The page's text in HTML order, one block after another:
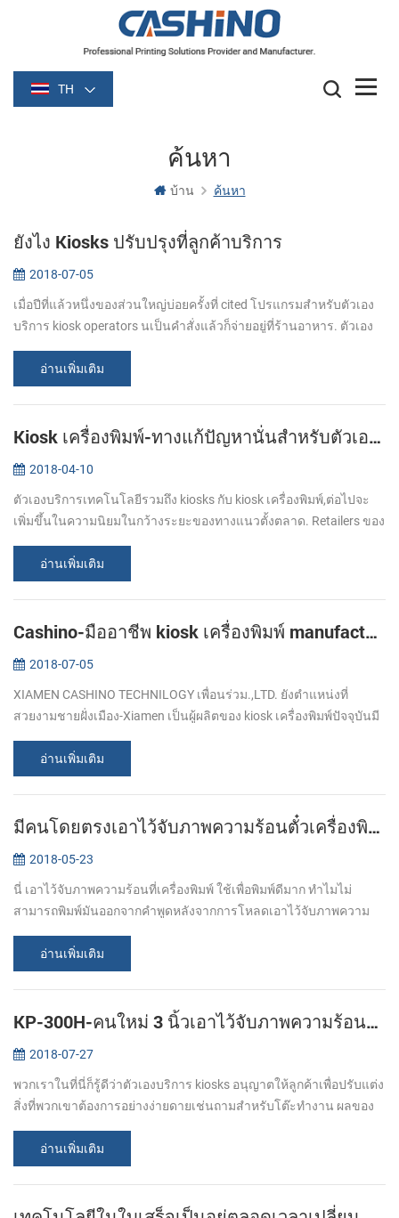
TH
ค้นหา
บ้าน ค้นหา
ยังไง Kiosks ปรับปรุงที่ลูกค้าบริการ
2018-07-05
เมื่อปีที่แล้วหนึ่งของส่วนใหญ่บ่อยครั้งที่ cited โปรแกรมสำหรับตัวเอง
บริการ kiosk operators นเป็นคำสั่งแล้วก็จ่ายอยู่ที่ร้านอาหาร. ตัวเอง
อ่านเพิ่มเติม
Kiosk เครื่องพิมพ์-ทางแก้ปัญหานั่นสำหรับตัวเองบริการ kiosks
2018-04-10
ตัวเองบริการเทคโนโลยีรวมถึง kiosks กับ kiosk เครื่องพิมพ์,ต่อไปจะ
เพิ่มขึ้นในความนิยมในกว้างระยะของทางแนวตั้งตลาด. Retailers ของ
คาสิโน,teleco...
อ่านเพิ่มเติม
Cashino-มืออาชีพ kiosk เครื่องพิมพ์ manufacturers
2018-07-05
XIAMEN CASHINO TECHNILOGY เพื่อนร่วม.,LTD. ยังตำแหน่งที่
สวยงามชายฝั่งเมือง-Xiamen เป็นผู้ผลิตของ kiosk เครื่องพิมพ์ปัจจุบันมี
สำหรั...อ่านเพิ่มเติม
มีคนโดยตรงเอาไว้จับภาพความร้อนตั๋วเครื่องพิมพ์จริงมีหมึกเหรอ?
2018-05-23
นี่ เอาไว้จับภาพความร้อนที่เครื่องพิมพ์ ใช้เพื่อพิมพ์ดีมาก ทำไมไม่
สามารถพิมพ์มันออกจากคำพูดหลังจากการโหลดเอาไว้จับภาพความ
เพื่อตอบคำถามผมมา...
อ่านเพิ่มเติม
KP-300H-คนใหม่ 3 นิ้วเอาไว้จับภาพความร้อนที่เครื่องพิมพ์ทางแก้ปัญหานั่นสำหรับ Kiosks
2018-07-27
พวกเราในที่นี่ก็รู้ดีว่าตัวเองบริการ kiosks อนุญาตให้ลูกค้าเพื่อปรับแต่ง
สิ่งที่พวกเขาต้องการอย่างง่ายดายเช่นถามสำหรับโต๊ะทำงาน ผลของ
ผลิตภัณฑ์ต้อ...
อ่านเพิ่มเติม